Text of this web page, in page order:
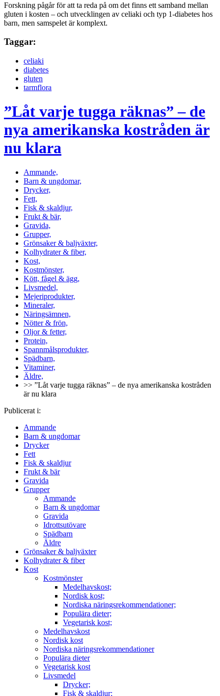
Forskning pågår för att ta reda på om det finns ett samband mellan
gluten i kosten – och utvecklingen av celiaki och typ 1-diabetes hos
barn, men samspelet är komplext.
Taggar:
celiaki
diabetes
gluten
tarmflora
”Låt varje tugga räknas” – de
nya amerikanska kostråden är
nu klara
Ammande,
Barn & ungdomar,
Drycker,
Fett,
Fisk & skaldjur,
Frukt & bär,
Gravida,
Grupper,
Grönsaker & baljväxter,
Kolhydrater & fiber,
Kost,
Kostmönster,
Kött, fågel & ägg,
Livsmedel,
Mejeriprodukter,
Mineraler,
Näringsämnen,
Nötter & frön,
Oljor & fetter,
Protein,
Spannmålsprodukter,
Spädbarn,
Vitaminer,
Äldre,
>> ”Låt varje tugga räknas” – de nya amerikanska kostråden
är nu klara
Publicerat i:
Ammande
Barn & ungdomar
Drycker
Fett
Fisk & skaldjur
Frukt & bär
Gravida
Grupper
Ammande
Barn & ungdomar
Gravida
Idrottsutövare
Spädbarn
Äldre
Grönsaker & baljväxter
Kolhydrater & fiber
Kost
Kostmönster
Medelhavskost;
Nordisk kost;
Nordiska näringsrekommendationer;
Populära dieter;
Vegetarisk kost;
Medelhavskost
Nordisk kost
Nordiska näringsrekommendationer
Populära dieter
Vegetarisk kost
Livsmedel
Drycker;
Fisk & skaldjur;